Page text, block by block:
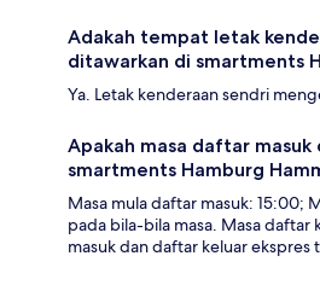
Adakah tempat letak
ditawarkan di smartments
Ya. Letak kenderaan sendri
Apakah masa daftar
smartments Hamburg
Masa mula daftar masuk: 15:00;
pada bila-bila masa. Masa daftar
masuk dan daftar keluar ekspres